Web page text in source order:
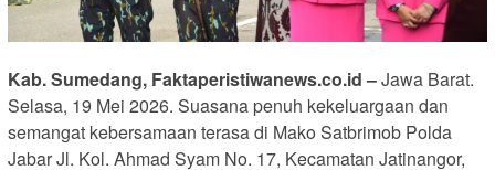
Kab. Sumedang, Faktaperistiwanews.co.id –Jawa Barat.
Selasa, 19 Mei 2026. Suasana penuh kekeluargaan dan
semangat kebersamaan terasa di Mako Satbrimob Polda
Jabar Jl. Kol. Ahmad Syam No. 17, Kecamatan Jatinangor,